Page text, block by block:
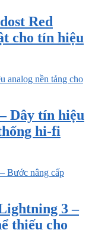
Red
cho tín hiệu
Dây tín hiệu
hi-fi
3 –
thiếu cho